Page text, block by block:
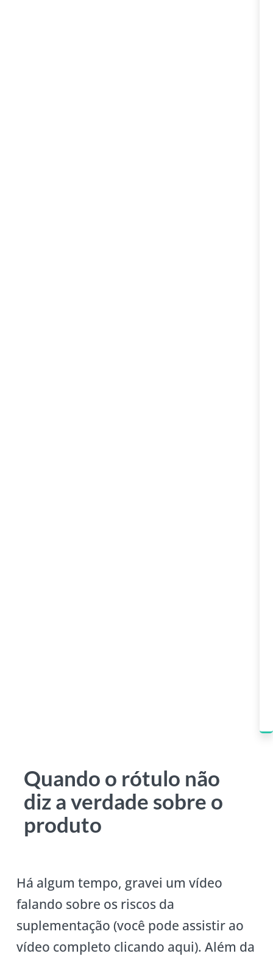
Quando o rótulo não
diz a verdade sobre o
produto
Há algum tempo, gravei um vídeo
falando sobre os riscos da
suplementação (você pode assistir ao
vídeo completo clicando aqui). Além da